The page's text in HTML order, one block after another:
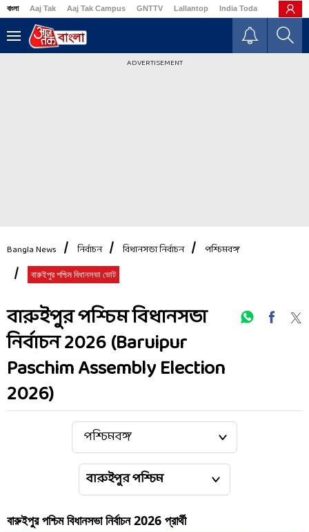
বাংলা Aaj Tak Aaj Tak Campus GNTTV Lallantop India Today Business
ADVERTISEMENT
Bangla News নির্বাচন বিধানসভা নির্বাচন পশ্চিমবঙ্গ
বারুইপুর পশ্চিম বিধানসভা ভোট
বারুইপুর পশ্চিম বিধানসভা
নির্বাচন 2026 (Baruipur
Paschim Assembly Election
2026)
বারুইপুর পশ্চিমবিধানসভা নির্বাচন2026 প্রার্থী